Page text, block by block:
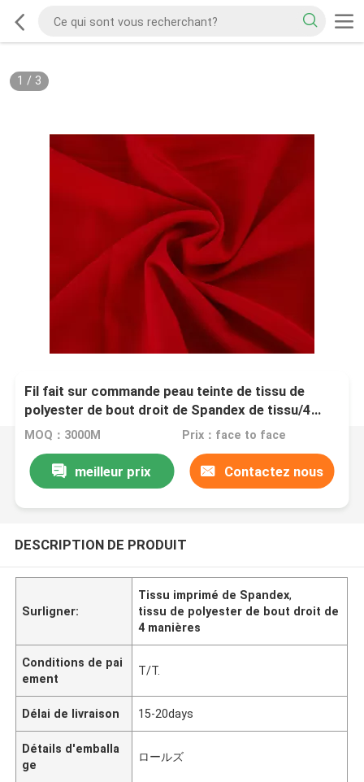
1 / 3
Fil fait sur commande peau teinte de tissu de
polyester de bout droit de Spandex de tissu/4
manières - amicale
MOQ：3000M Prix：face to face
meilleur prix Contactez nous
DESCRIPTION DE PRODUIT
Surligner:
Tissu imprimé de Spandex,
tissu de polyester de bout droit de
4 manières
Conditions de pai
ement
T/T.
Délai de livraison 15-20days
Détails d'emballa
ge
ロールズ